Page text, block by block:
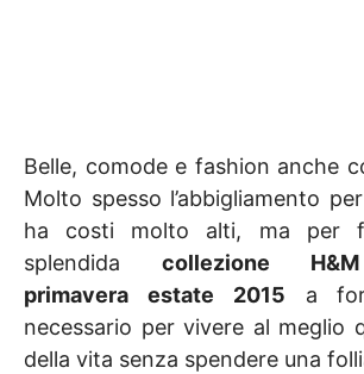
Belle, comode e fashion anche
Molto spesso l’abbigliamento
ha costi molto alti, ma per
splendida collezione
primavera estate 2015 a
necessario per vivere al meglio
della vita senza spendere una